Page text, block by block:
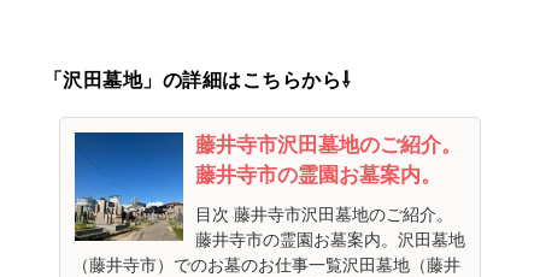
「沢田墓地」の詳細はこちらから⇩
藤井寺市沢田墓地のご紹介。
藤井寺市の霊園お墓案内。
目次 藤井寺市沢田墓地のご紹介。
藤井寺市の霊園お墓案内。沢田墓地
（藤井寺市）でのお墓のお仕事一覧沢田墓地（藤井